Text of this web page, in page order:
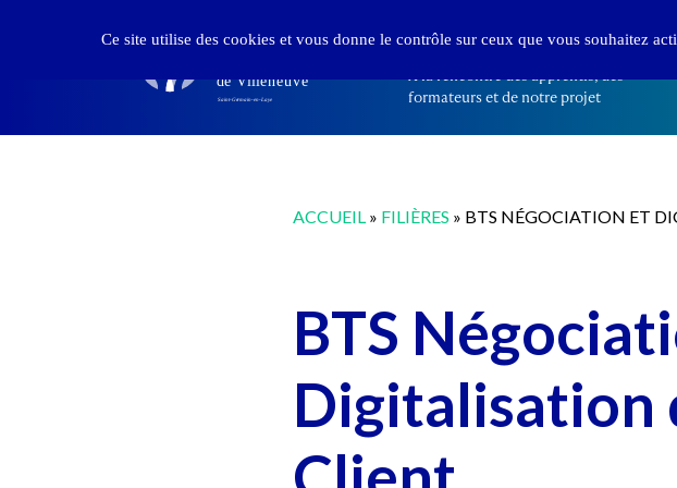
DÉCOUVRIR
À la rencontre des apprentis, des
formateurs et de notre projet
ACCUEIL » FILIÈRES » BTS NÉGOCIATION ET
BTS
Digitalisation
Ce site utilise des cookies et vous donne le contrôle sur ceux que vous souhaitez